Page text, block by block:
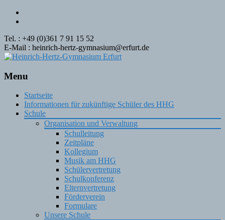
Tel. : +49 (0)361 7 91 15 52
E-Mail : heinrich-hertz-gymnasium@erfurt.de
Menu
Skip
content
Startseite
Informationen für zukünftige Schüler des HHG
Schule
Organisation und Verwaltung
Schulleitung
Zeitpläne
Kollegium
Musik am HHG
Schülervertretung
Schulkonferenz
Elternvertretung
Förderverein
Formulare
Unsere Schule